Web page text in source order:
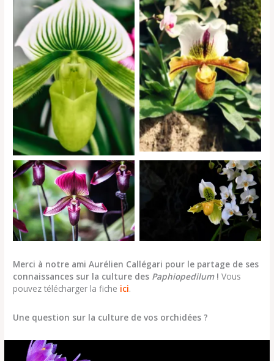
Paphiopedilum de type
« Maudiae »
Paphiopedilum de type
« Américain »
Paphiopedilum de type
« Maudiae »
Paphiopedilum de type
« Américain »
Merci à notre ami Aurélien Callégari pour le partage de ses
connaissances sur la culture des Paphiopedilum ! Vous
pouvez télécharger la fiche ici.
Une question sur la culture de vos orchidées ?